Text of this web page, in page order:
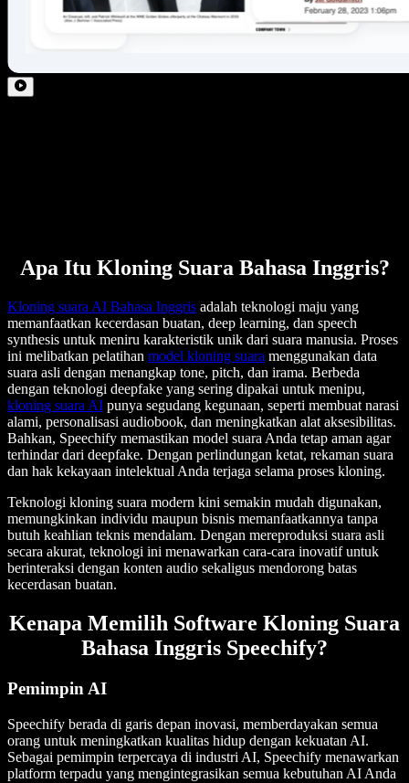
Apa Itu Kloning Suara Bahasa Inggris?
Kloning suara AI Bahasa Inggris adalah teknologi maju yang
memanfaatkan kecerdasan buatan, deep learning, dan speech
synthesis untuk meniru karakteristik unik dari suara manusia. Proses
ini melibatkan pelatihan model kloning suara menggunakan data
suara asli dengan menangkap tone, pitch, dan irama. Berbeda
dengan teknologi deepfake yang sering dipakai untuk menipu,
kloning suara AI punya segudang kegunaan, seperti membuat narasi
alami, personalisasi audiobook, dan meningkatkan alat aksesibilitas.
Bahkan, Speechify memastikan model suara Anda tetap aman agar
terhindar dari deepfake. Dengan perlindungan ketat, rekaman suara
dan hak kekayaan intelektual Anda terjaga selama proses kloning.
Teknologi kloning suara modern kini semakin mudah digunakan,
memungkinkan individu maupun bisnis memanfaatkannya tanpa
butuh keahlian teknis mendalam. Dengan mereproduksi suara asli
secara akurat, teknologi ini menawarkan cara-cara inovatif untuk
berinteraksi dengan konten audio sekaligus mendorong batas
kecerdasan buatan.
Kenapa Memilih Software Kloning Suara
Bahasa Inggris Speechify?
Pemimpin AI
Speechify berada di garis depan inovasi, memberdayakan semua
orang untuk meningkatkan kualitas hidup dengan kekuatan AI.
Sebagai pemimpin terpercaya di industri AI, Speechify menawarkan
platform terpadu yang mengintegrasikan semua kebutuhan AI Anda